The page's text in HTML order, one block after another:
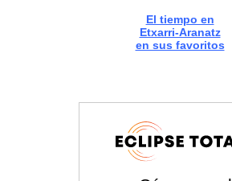
El tiempo en
Etxarri-Aranatz
en sus favoritos